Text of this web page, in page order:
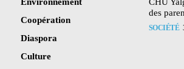
Environnement
Coopération
Diaspora
Culture
CHU
des
SOCIÉTÉ